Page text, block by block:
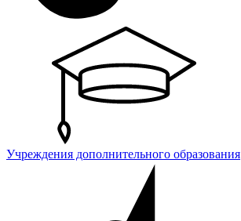
Учреждения дополнительного образования